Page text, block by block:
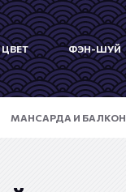
ЦВЕТ ФЭН-ШУЙ
МАНСАРДА И БАЛКОН